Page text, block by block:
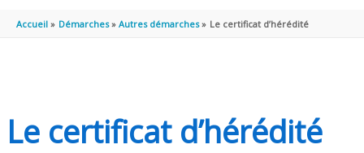
PRINCIPAL
Accueil Démarches Autres démarches Le certificat d’hérédité
Le certificat d’hérédité